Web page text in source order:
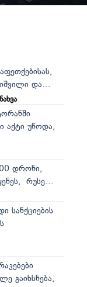
და...
ნახვა
აქტი უწოდა,
დრონი,
რუსე...
სანქციების
გაიხსნება,